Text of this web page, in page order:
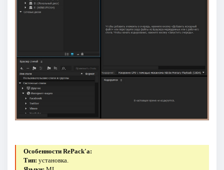
Особенности RePack'a:
Тип: установка.